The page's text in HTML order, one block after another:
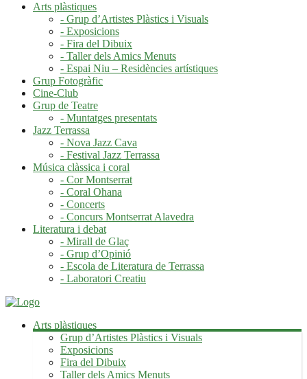
Arts plàstiques
- Grup d’Artistes Plàstics i Visuals
- Exposicions
- Fira del Dibuix
- Taller dels Amics Menuts
- Espai Niu – Residències artístiques
Grup Fotogràfic
Cine-Club
Grup de Teatre
- Muntatges presentats
Jazz Terrassa
- Nova Jazz Cava
- Festival Jazz Terrassa
Música clàssica i coral
- Cor Montserrat
- Coral Ohana
- Concerts
- Concurs Montserrat Alavedra
Literatura i debat
- Mirall de Glaç
- Grup d’Opinió
- Escola de Literatura de Terrassa
- Laboratori Creatiu
Arts plàstiques
Grup d’Artistes Plàstics i Visuals
Exposicions
Fira del Dibuix
Taller dels Amics Menuts